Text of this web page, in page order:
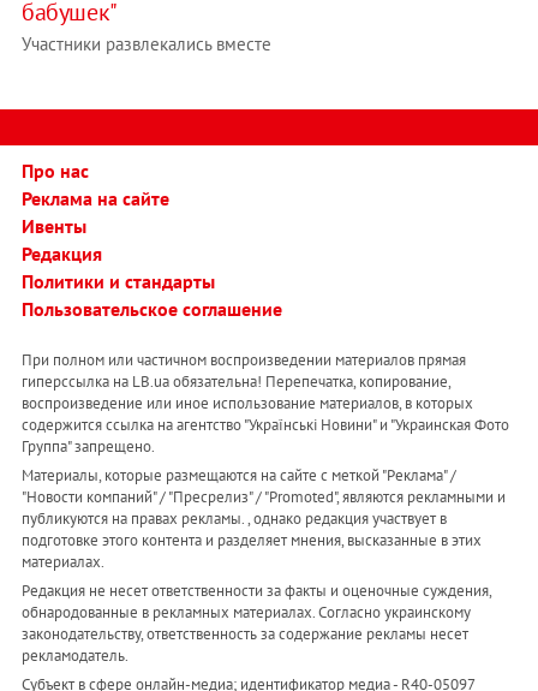
бабушек"
Участники развлекались вместе
Про нас
Реклама на сайте
Ивенты
Редакция
Политики и стандарты
Пользовательское соглашение
При полном или частичном воспроизведении материалов прямая
гиперссылка на LB.ua обязательна! Перепечатка, копирование,
воспроизведение или иное использование материалов, в которых
содержится ссылка на агентство "Українськi Новини" и "Украинская Фото
Группа" запрещено.
Материалы, которые размещаются на сайте с меткой "Реклама" /
"Новости компаний" / "Пресрелиз" / "Promoted", являются рекламными и
публикуются на правах рекламы. , однако редакция участвует в
подготовке этого контента и разделяет мнения, высказанные в этих
материалах.
Редакция не несет ответственности за факты и оценочные суждения,
обнародованные в рекламных материалах. Согласно украинскому
законодательству, ответственность за содержание рекламы несет
рекламодатель.
Субъект в сфере онлайн-медиа; идентификатор медиа - R40-05097